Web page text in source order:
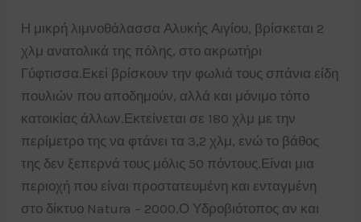
Η μικρή λιμνοθάλασσα Αλυκής Αιγίου, βρίσκεται 2
χλμ ανατολικά της πόλης, στο ακρωτήρι
Γύφτισσα.Εκεί βρίσκουν την φωλιά τους σπάνια είδη
πουλιών που αποδημούν, αλλά και μόνιμο τόπο
κατοικίας άλλων.Εκτείνεται σε 180 χλμ με την
περίμετρο της να φτάνει τα 3,2 χλμ, ενώ το βάθος
της δεν ξεπερνά τους μόλις 50 πόντους.Είναι μια
περιοχή που είναι προστατευμένη και ενταγμένη
στο δίκτυο Natura – 2000.Ο Υδροβιότοπος αν και